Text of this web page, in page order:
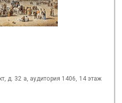
д. 32 а, аудитория 1406, 14 этаж